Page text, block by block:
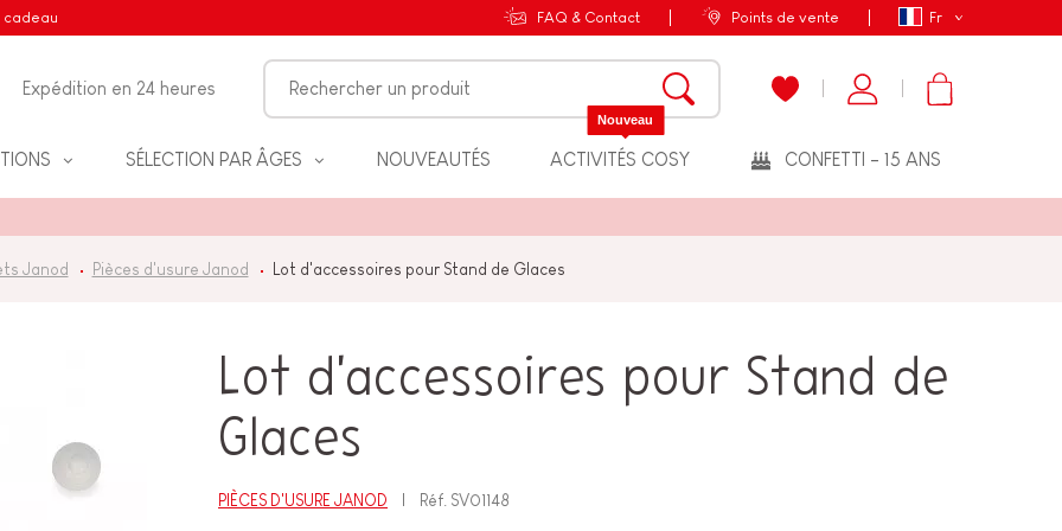
Fr
cadeau FAQ & Contact Points de vente
Expédition en 24 heures
SÉLECTION PAR ÂGES NOUVEAUTÉS ACTIVITÉS COSY
Nouveau
CONFETTI - 15 ANS
Janod Pièces d'usure Janod Lot d'accessoires pour Stand de Glaces
Lot d'accessoires pour Stand de
Glaces
PIÈCES D'USURE JANOD Réf. SV01148